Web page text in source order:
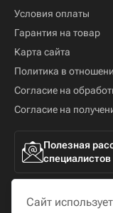
Условия оплаты
Гарантия на товар
Карта сайта
Политика в
Согласие на
Согласие на
Полезная
специалистов
Сайт